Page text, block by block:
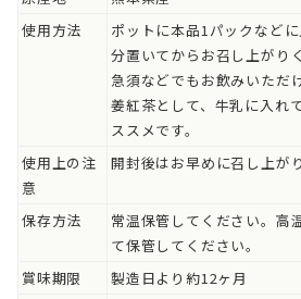
使用方法
ポットに本品1パックなど
分置いてからお召し上がり
急須などでもお飲みいただ
姜紅茶として、牛乳に入れ
ススメです。
使用上の注
意
開封後はお早めに召し上が
保存方法
常温保管してください。高
て保管してください。
賞味期限
製造日より約12ヶ月